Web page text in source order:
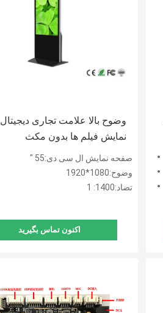
وضوح بالا علامت تجاری دیجیتال
نمایش فیلم ها بدون مکث
صفحه نمایش ال سی دی:55 "
وضوح:1080*1920
تضاد:1400: 1
اکنون تماس بگیرید